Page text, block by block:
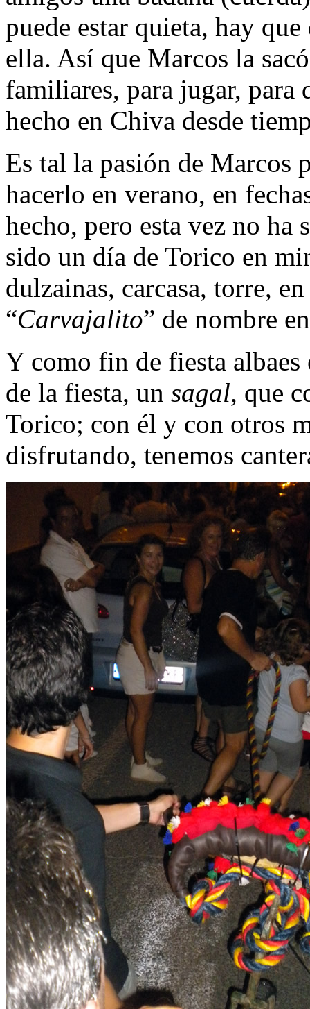
puede estar quieta, hay
ella. Así que Marcos la
familiares, para jugar, para
hecho en Chiva desde
Es tal la pasión de Marcos
hacerlo en verano, en
hecho, pero esta vez no ha
sido un día de Torico en
dulzainas, carcasa, torre,
“Carvajalito” de nombre
Y como fin de fiesta albaes
de la fiesta, un sagal, que
Torico; con él y con otros
disfrutando, tenemos